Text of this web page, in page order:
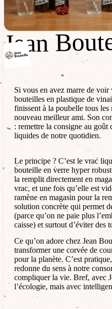
Jean
Si vous en avez marre de voir
bouteilles en plastique de
finissent à la poubelle tous
nouveau meilleur ami. Son
: remettre la consigne au
liquides de notre quotidien.
Le principe ? C’est le vrac
bouteille en verre hyper
la remplit directement en
vrac, et une fois qu’elle est
ramène en magasin pour la
solution concrète qui permet
(parce qu’on ne paie plus
caisse) et surtout d’éviter des
Ce qu’on adore chez Jean
transformer une corvée de
pour la planète. C’est
redonne du sens à notre
compliquer la vie. Bref, avec
l’écologie, mais avec
Jean